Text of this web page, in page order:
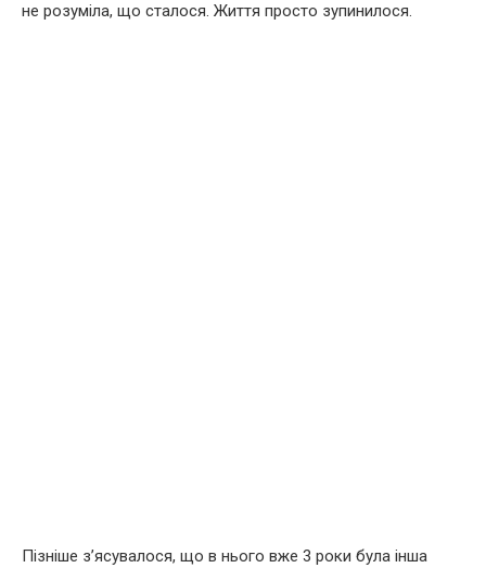
не розуміла, що сталося. Життя просто зупинилося.
Пізніше з’ясувалося, що в нього вже 3 роки була інша